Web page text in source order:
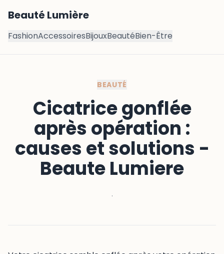
Beauté Lumière
FashionAccessoiresBijouxBeautéBien-Être
BEAUTÉ
Cicatrice gonflée
après opération :
causes et solutions -
Beaute Lumiere
·